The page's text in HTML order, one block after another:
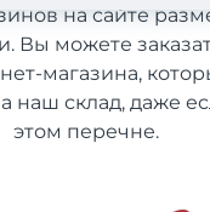
на сайте
Вы можете
магазина,
наш склад, даже
этом перечне.